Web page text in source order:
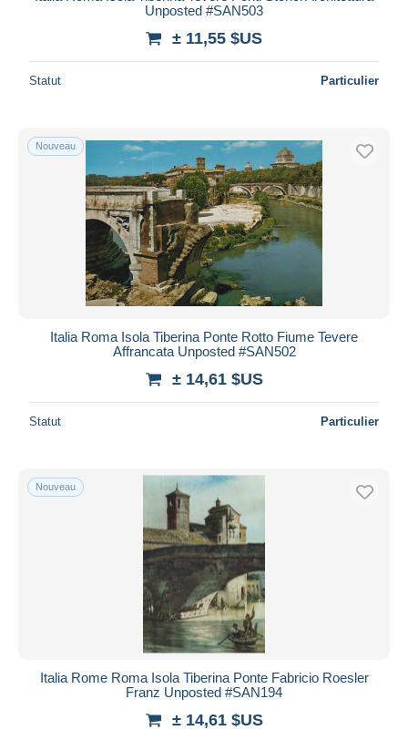
Unposted #SAN503
± 11,55 $US
Statut Particulier
Nouveau
Italia Roma Isola Tiberina Ponte Rotto Fiume Tevere
Affrancata Unposted #SAN502
± 14,61 $US
Statut Particulier
Nouveau
Italia Rome Roma Isola Tiberina Ponte Fabricio Roesler
Franz Unposted #SAN194
± 14,61 $US